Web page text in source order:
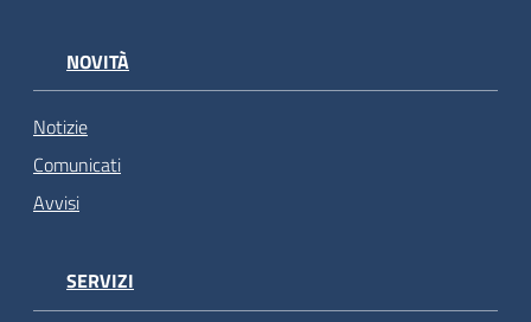
NOVITÀ
Notizie
Comunicati
Avvisi
SERVIZI